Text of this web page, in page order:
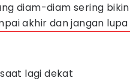
diam-diam sering
akhir dan jangan
lagi dekat